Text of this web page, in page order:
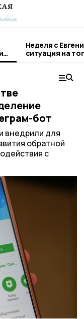
Неделя с
ситуация на
городе и
бот
внедрили для
обратной
с